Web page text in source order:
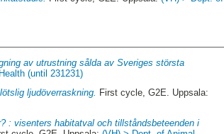
av utrustning sålda av Sveriges största
(until 231231)
ljudöverraskning. First cycle, G2E. Uppsala:
: visenters habitatval och tillståndsbeteenden i